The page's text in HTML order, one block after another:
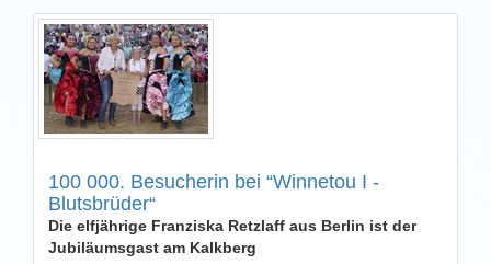
100 000. Besucherin bei “Winnetou I -
Blutsbrüder“
Die elfjährige Franziska Retzlaff aus Berlin ist der
Jubiläumsgast am Kalkberg